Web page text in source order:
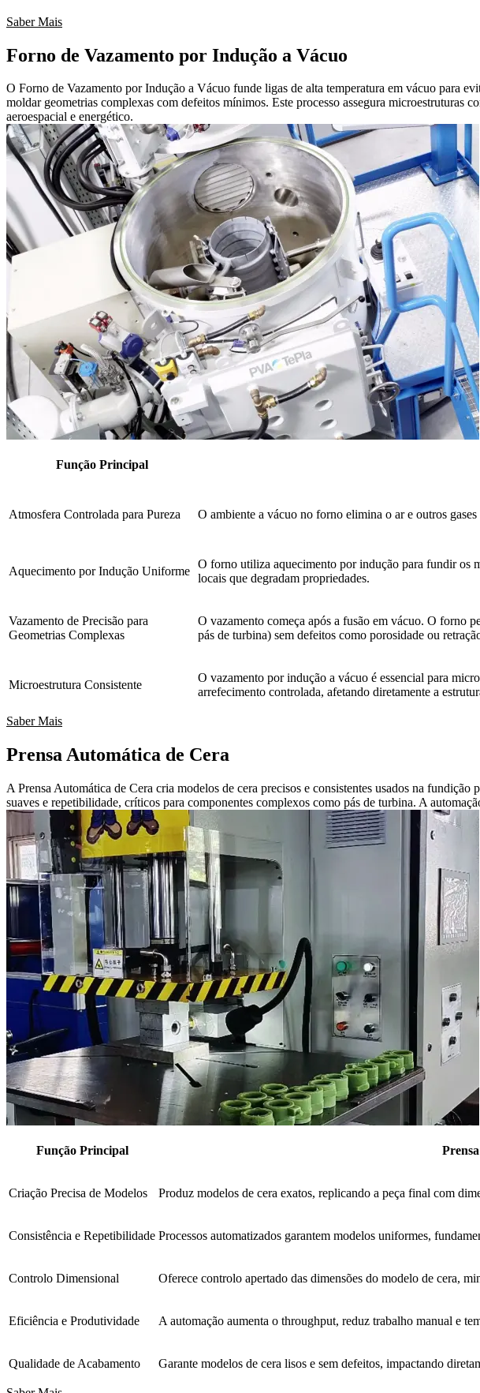
Saber Mais
Forno de Vazamento por Indução a Vácuo
O Forno de Vazamento por Indução a Vácuo funde ligas de alta temperatura em vácuo para
moldar geometrias complexas com defeitos mínimos. Este processo assegura microestruturas
aeroespacial e energético.
Função Principal
Atmosfera Controlada para Pureza O ambiente a vácuo no forno elimina o ar e outros
Aquecimento por Indução Uniforme
O forno utiliza aquecimento por indução para fundir os
locais que degradam propriedades.
Vazamento de Precisão para
Geometrias Complexas
O vazamento começa após a fusão em vácuo. O forno
pás de turbina) sem defeitos como porosidade ou
Microestrutura Consistente
O vazamento por indução a vácuo é essencial para
arrefecimento controlada, afetando diretamente a
Saber Mais
Prensa Automática de Cera
A Prensa Automática de Cera cria modelos de cera precisos e consistentes usados na
suaves e repetibilidade, críticos para componentes complexos como pás de turbina. A
Função Principal
Criação Precisa de Modelos Produz modelos de cera exatos, replicando a peça final com
Consistência e Repetibilidade Processos automatizados garantem modelos uniformes,
Controlo Dimensional Oferece controlo apertado das dimensões do modelo de cera,
Eficiência e Produtividade A automação aumenta o throughput, reduz trabalho manual e
Qualidade de Acabamento Garante modelos de cera lisos e sem defeitos, impactando